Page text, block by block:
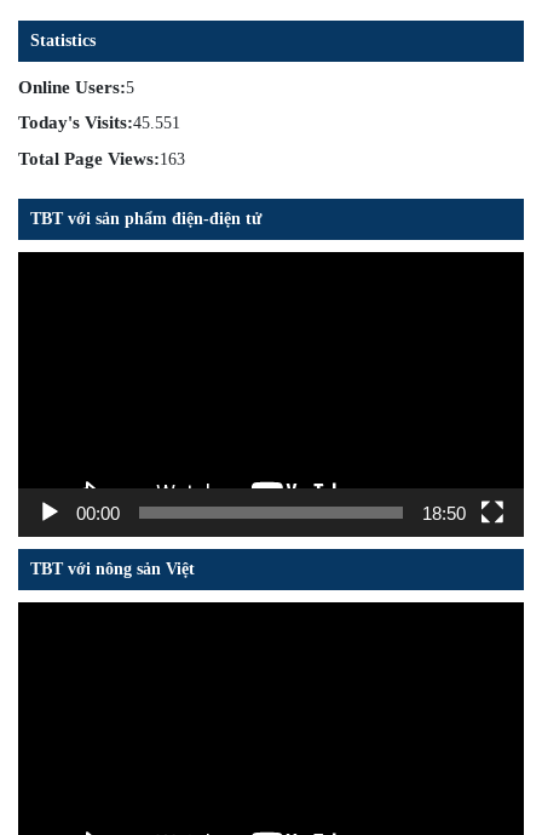
Statistics
Online Users:5
Today's Visits:45.551
Total Page Views:163
TBT với sản phẩm điện-điện tử
00:00 18:50
TBT với nông sản Việt